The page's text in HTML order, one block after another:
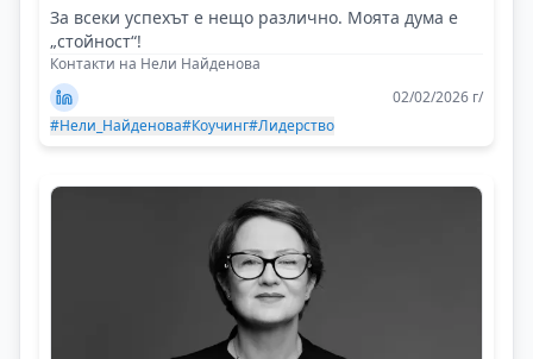
За всеки успехът е нещо различно. Моята дума е
„стойност“!
Контакти на Нели Найденова
02/02/2026 г/
#Нели_Найденова#Коучинг#Лидерство